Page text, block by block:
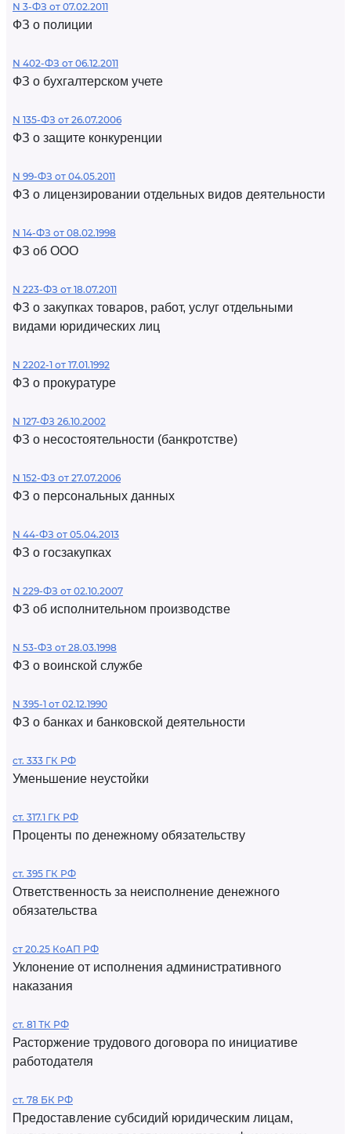
N 3-ФЗ от 07.02.2011
ФЗ о полиции
N 402-ФЗ от 06.12.2011
ФЗ о бухгалтерском учете
N 135-ФЗ от 26.07.2006
ФЗ о защите конкуренции
N 99-ФЗ от 04.05.2011
ФЗ о лицензировании отдельных видов деятельности
N 14-ФЗ от 08.02.1998
ФЗ об ООО
N 223-ФЗ от 18.07.2011
ФЗ о закупках товаров, работ, услуг отдельными
видами юридических лиц
N 2202-1 от 17.01.1992
ФЗ о прокуратуре
N 127-ФЗ 26.10.2002
ФЗ о несостоятельности (банкротстве)
N 152-ФЗ от 27.07.2006
ФЗ о персональных данных
N 44-ФЗ от 05.04.2013
ФЗ о госзакупках
N 229-ФЗ от 02.10.2007
ФЗ об исполнительном производстве
N 53-ФЗ от 28.03.1998
ФЗ о воинской службе
N 395-1 от 02.12.1990
ФЗ о банках и банковской деятельности
ст. 333 ГК РФ
Уменьшение неустойки
ст. 317.1 ГК РФ
Проценты по денежному обязательству
ст. 395 ГК РФ
Ответственность за неисполнение денежного
обязательства
ст 20.25 КоАП РФ
Уклонение от исполнения административного
наказания
ст. 81 ТК РФ
Расторжение трудового договора по инициативе
работодателя
ст. 78 БК РФ
Предоставление субсидий юридическим лицам,